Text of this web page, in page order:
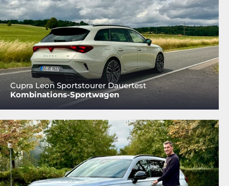
Cupra Leon Sportstourer Dauertest
Kombinations-Sportwagen